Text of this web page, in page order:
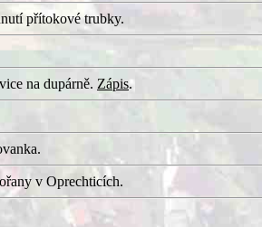
přítokové trubky.
na dupárně. Zápis.
v Oprechticích.